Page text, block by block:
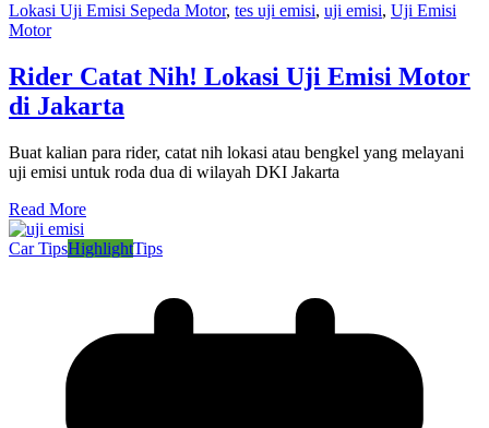
Lokasi Uji Emisi Sepeda Motor, tes uji emisi, uji emisi, Uji Emisi
Motor
Rider Catat Nih! Lokasi Uji Emisi Motor
di Jakarta
Buat kalian para rider, catat nih lokasi atau bengkel yang melayani
uji emisi untuk roda dua di wilayah DKI Jakarta
Read More
Car TipsHighlightTips